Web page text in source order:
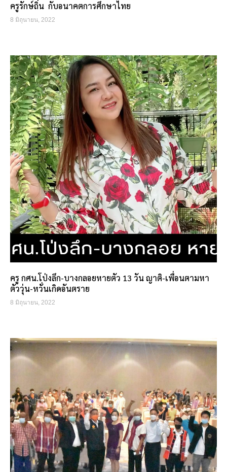
ครูรักษ์ถิ่น กับอนาคตการศึกษาไทย
8 มิถุนายน, 2022
ครู กศน.โป่งลึก-บางกลอยหายตัว 13 วัน ญาติ-เพื่อนตามหา
ตัววุ่น-หวั่นเกิดอันตราย
8 มิถุนายน, 2022